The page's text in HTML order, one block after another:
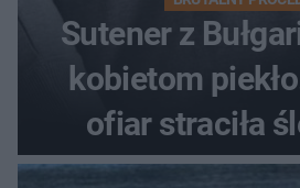
Sutener z
kobietom
ofiar straciła